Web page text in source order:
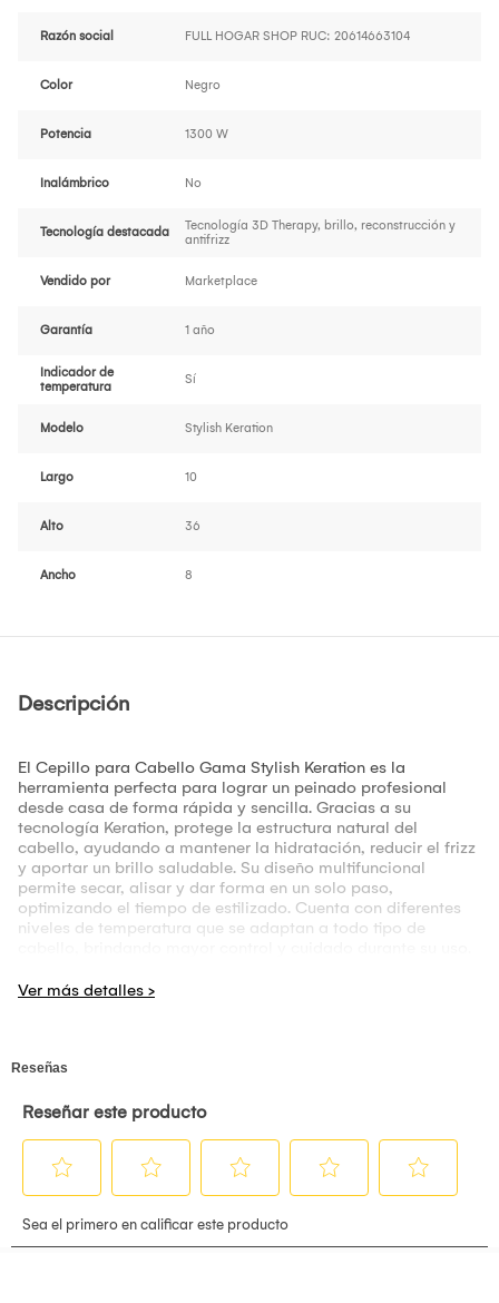
Razón social FULL HOGAR SHOP RUC: 20614663104
Color Negro
Potencia 1300 W
Inalámbrico No
Tecnología destacada
Tecnología 3D Therapy, brillo, reconstrucción y
antifrizz
Vendido por Marketplace
Garantía 1 año
Indicador de
temperatura
Sí
Modelo Stylish Keration
Largo 10
Alto 36
Ancho 8
Descripción
El Cepillo para Cabello Gama Stylish Keration es la
herramienta perfecta para lograr un peinado profesional
desde casa de forma rápida y sencilla. Gracias a su
tecnología Keration, protege la estructura natural del
cabello, ayudando a mantener la hidratación, reducir el frizz
y aportar un brillo saludable. Su diseño multifuncional
permite secar, alisar y dar forma en un solo paso,
optimizando el tiempo de estilizado. Cuenta con diferentes
niveles de temperatura que se adaptan a todo tipo de
un acabado uniforme y natural. Ideal para el uso diario, este
el cabello protegido, brillante y libre de frizz en cada uso.